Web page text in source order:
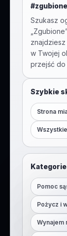
#zgubione
Szukasz
Zgubione
znajdziesz
w Twojej
przejść do
Szybkie
Strona
Kategorie
Pomoc
Pożycz i
Wynajem